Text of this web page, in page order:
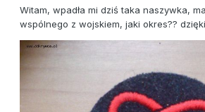
Witam, wpadła mi dziś taka naszywka,
wspólnego z wojskiem, jaki okres?? dzięki